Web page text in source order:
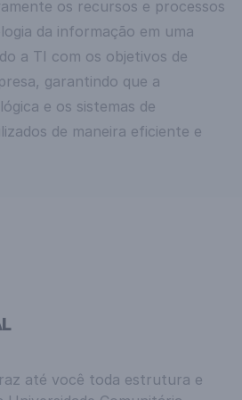
os recursos e processos
da informação em uma
a TI com os objetivos de
garantindo que a
e os sistemas de
de maneira eficiente e
até você toda estrutura e